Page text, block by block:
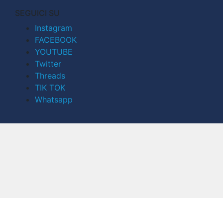
SEGUICI SU
Instagram
FACEBOOK
YOUTUBE
Twitter
Threads
TIK TOK
Whatsapp